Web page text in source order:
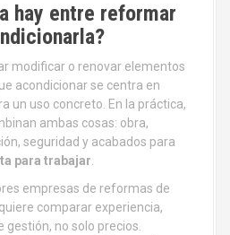
hay entre reformar
modificar o renovar elementos
acondicionar se centra en
un uso concreto. En la práctica,
ambas cosas: obra,
seguridad y acabados para
para trabajar.
empresas de reformas de
comparar experiencia,
gestión, no solo precios.